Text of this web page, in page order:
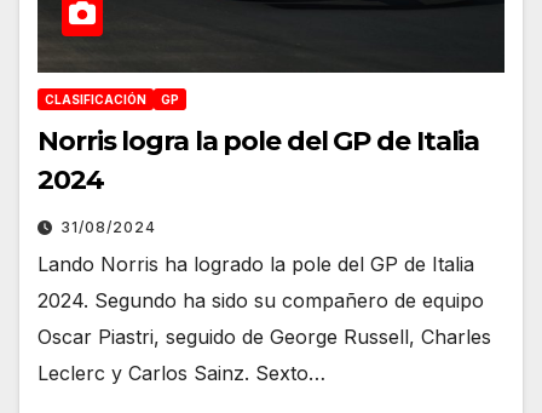
CLASIFICACIÓN GP
Norris logra la pole del GP de Italia
2024
31/08/2024
Lando Norris ha logrado la pole del GP de Italia
2024. Segundo ha sido su compañero de equipo
Oscar Piastri, seguido de George Russell, Charles
Leclerc y Carlos Sainz. Sexto…